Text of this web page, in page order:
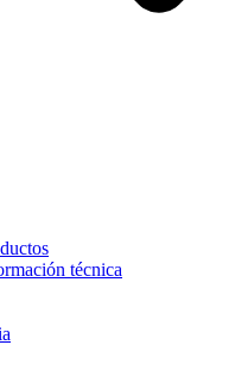
técnica